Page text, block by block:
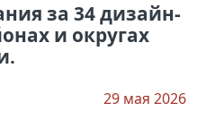
за 34 дизайн-
и округах
29 мая 2026